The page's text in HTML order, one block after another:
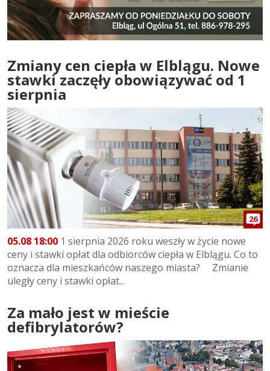
Zmiany cen ciepła w Elblągu. Nowe
stawki zaczęły obowiązywać od 1
sierpnia
26
05.08 18:00 1 sierpnia 2026 roku weszły w życie nowe
ceny i stawki opłat dla odbiorców ciepła w Elblągu. Co to
oznacza dla mieszkańców naszego miasta? Zmianie
uległy ceny i stawki opłat...
Za mało jest w mieście
defibrylatorów?